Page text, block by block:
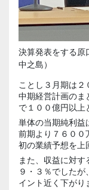
決算発表をする原
中之島）
ことし３月期は
中期経営計画のま
で１００億円以上
単体の当期純利益
前期より７６００
初の業績予想を上
また、収益に対
９・３％でした
イント近く下がり